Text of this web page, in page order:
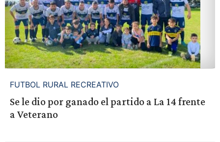
FUTBOL RURAL RECREATIVO
Se le dio por ganado el partido a La 14 frente
a Veterano